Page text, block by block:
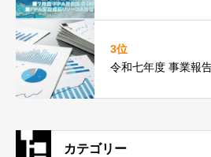
3位
令和七年度 事業報
カテゴリー